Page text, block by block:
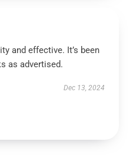
and effective. It’s been
as advertised.
Dec 13, 2024